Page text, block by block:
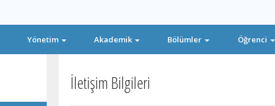
Yönetim Akademik Bölümler Öğrenci
İletişim Bilgileri